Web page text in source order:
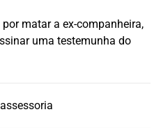
matar a ex-companheira,
uma testemunha do